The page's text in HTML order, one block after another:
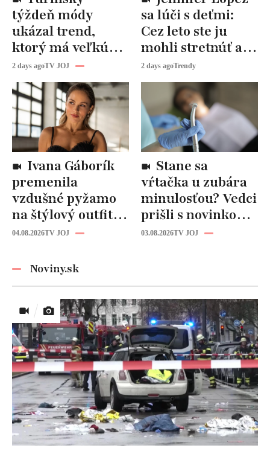
týždeň módy
ukázal trend,
ktorý má veľkú
budúcnosť: Počuli
ste už o tomto
materiáli?
2 days agoTV JOJ
sa lúči s deťmi:
Cez leto ste ju
mohli stretnúť aj
vy!
2 days agoTrendy
premenila
vzdušné pyžamo
na štýlový outfit:
Tento trik vás
horúčav
04.08.2026TV JOJ
vŕtačka u zubára
minulosťou? Vedci
prišli s novinkou,
ktorá by mohla
03.08.2026TV JOJ
Noviny.sk